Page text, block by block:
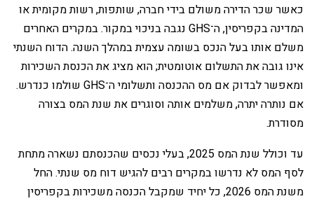
‏כאשר שכר הדירה משולם בידי חברה, שותפות, רשות מקומית או
המדינה בקפריסין, ה־GHS נגבה בניכוי במקור. במקרים האחרים
משלם אותו בעל הנכס בשומה עצמית במהלך השנה. הדוח השנתי
אינו גובה את התשלום אוטומטית; הוא מציג את הכנסת השכירות
ומאפשר לבדוק אם מס ההכנסה ותשלומי ה־GHS שולמו כנדרש.
אם נותרה יתרה, משלמים אותה וסוגרים את שנת המס בצורה
מסודרת.
‏עד וכולל שנת המס 2025, בעלי נכסים שהכנסתם נשארה מתחת
לסף המס לא נדרשו במקרים רבים להגיש דוח מס שנתי. החל
משנת המס 2026, כל יחיד שמקבל הכנסה משכירות בקפריסין